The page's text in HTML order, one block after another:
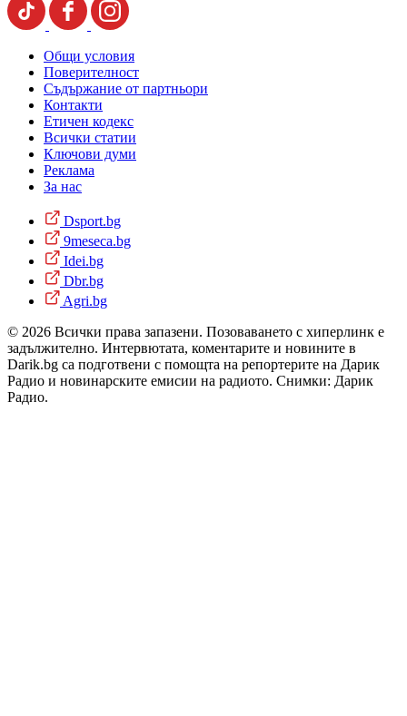
Общи условия
Поверителност
Съдържание от партньори
Контакти
Етичен кодекс
Всички статии
Ключови думи
Реклама
За нас
Dsport.bg
9meseca.bg
Idei.bg
Dbr.bg
Agri.bg
© 2026 Всички права запазени. Позоваването с хиперлинк е
задължително. Интервютата, коментарите и новините в
Darik.bg са подготвени с помощта на репортерите на Дарик
Радио и новинарските емисии на радиото. Снимки: Дарик
Радио.